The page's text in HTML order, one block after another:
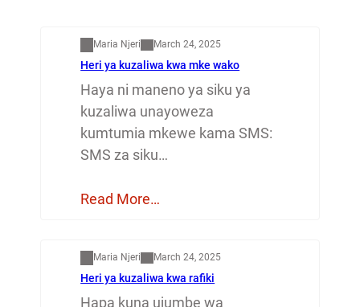
Maria Njeri March 24, 2025
Heri ya kuzaliwa kwa mke wako
Haya ni maneno ya siku ya
kuzaliwa unayoweza
kumtumia mkewe kama SMS:
SMS za siku…
Read More…
Maria Njeri March 24, 2025
Heri ya kuzaliwa kwa rafiki
Hapa kuna ujumbe wa